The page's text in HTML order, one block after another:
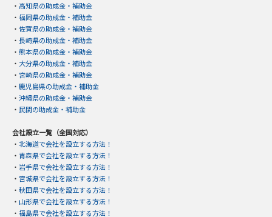
・ 高知県の助成金・補助金
・ 福岡県の助成金・補助金
・ 佐賀県の助成金・補助金
・ 長崎県の助成金・補助金
・ 熊本県の助成金・補助金
・ 大分県の助成金・補助金
・ 宮崎県の助成金・補助金
・ 鹿児島県の助成金・補助金
・ 沖縄県の助成金・補助金
・ 民間の助成金・補助金
会社設立一覧（全国対応）
・ 北海道で会社を設立する方法！
・ 青森県で会社を設立する方法！
・ 岩手県で会社を設立する方法！
・ 宮城県で会社を設立する方法！
・ 秋田県で会社を設立する方法！
・ 山形県で会社を設立する方法！
・ 福島県で会社を設立する方法！